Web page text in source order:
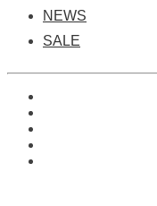
NEWS
SALE